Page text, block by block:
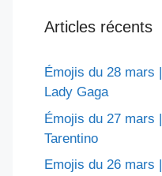
Articles récents
Émojis du 28 mars
Lady Gaga
Émojis du 27 mars
Tarentino
Emojis du 26 mars